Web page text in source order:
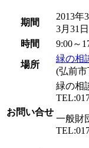
期間
2013年
3月31
時間
9:00～
場所
緑の相
(弘前
お問い合せ
緑の相
一般財